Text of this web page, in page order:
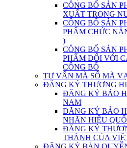
CÔNG BỐ SẢN
XUẤT TRONG
CÔNG BỐ SẢN
PHẨM CHỨC
)
CÔNG BỐ SẢN
PHẨM ĐỐI VỚI
CÔNG BỐ
TƯ VẤN MÃ SỐ MÃ
ĐĂNG KÝ THƯƠNG
ĐĂNG KÝ BẢO
NAM
ĐĂNG KÝ BẢO
NHÃN HIỆU
ĐĂNG KÝ
THÀNH CỦA
ĐĂNG KÝ BẢN